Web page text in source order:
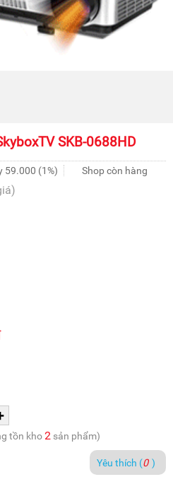
SKB-0688HD
59.000 (1%) Shop còn hàng
tồn kho2 sản phẩm)
Yêu thích (0 )